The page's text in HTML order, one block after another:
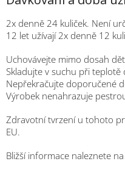
2x denně 24 kuliček. Není
12 let užívají 2x denně 12
Uchovávejte mimo dosah
Skladujte v suchu při teplotě
Nepřekračujte doporučené
Výrobek nenahrazuje
Zdravotní tvrzení u tohoto
EU.
Bližší informace naleznete